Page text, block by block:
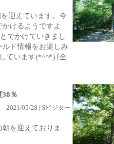
迎えています。今
けるようですよ
でかけていきまし
ド情報をお楽しみ
ています(*^^*) [全
％
2021/05/28 | Sビジター
を迎えておりま